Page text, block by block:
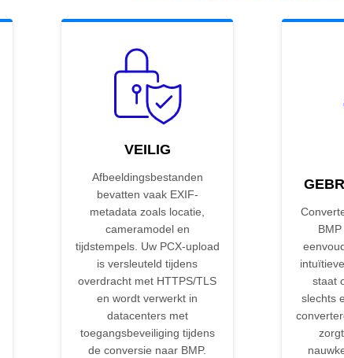
VEILIG
Afbeeldingsbestanden
bevatten vaak EXIF-
metadata zoals locatie,
cameramodel en
tijdstempels. Uw PCX-upload
is versleuteld tijdens
overdracht met HTTPS/TLS
en wordt verwerkt in
datacenters met
toegangsbeveiliging tijdens
de conversie naar BMP.
staat
slechts